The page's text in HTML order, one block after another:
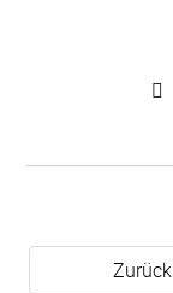
Zurück